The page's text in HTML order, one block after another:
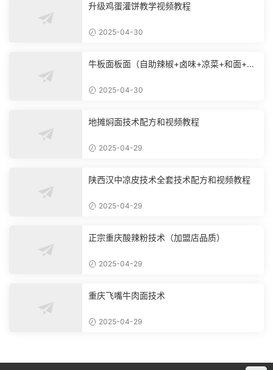
升级鸡蛋灌饼教学视频教程
2025-04-30
牛板面板面（自助辣椒+卤味+凉菜+和面+烙
2025-04-30
地摊焖面技术配方和视频教程
2025-04-29
陕西汉中凉皮技术全套技术配方和视频教程
2025-04-29
正宗重庆酸辣粉技术（加盟店品质）
2025-04-29
重庆飞嘴牛肉面技术
2025-04-29